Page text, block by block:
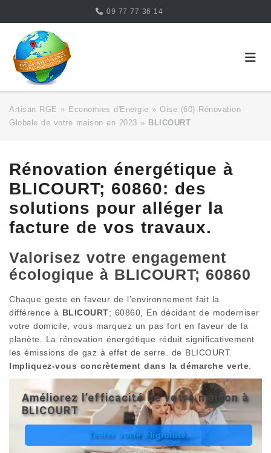
content
09 77 77 36 14
Artisan RGE » Economies d'Energie » Oise (60) Rénovation
Globale de votre maison en 2023 » BLICOURT
Rénovation énergétique à
BLICOURT; 60860: des
solutions pour alléger la
facture de vos travaux.
Valorisez votre engagement
écologique à BLICOURT; 60860
Chaque geste en faveur de l’environnement fait la
différence à BLICOURT; 60860, En décidant de moderniser
votre domicile, vous marquez un pas fort en faveur de la
planète. La rénovation énergétique réduit significativement
les émissions de gaz à effet de serre. de BLICOURT.
Impliquez-vous concrètement dans la démarche verte
Améliorez l’efficacité de votre maison à
BLICOURT
Tester votre éligibilité.